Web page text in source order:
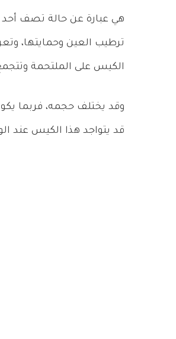
هي عبارة عن حالة تصف أحد
الكيس على الملتحمة
وقد يختلف حجمه، فربما
قد يتواجد هذا الكيس عند